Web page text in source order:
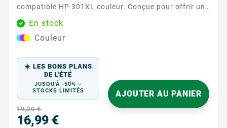
compatible HP 301XL couleur. Conçue pour offrir une
qualité d'impression exceptionnelle, cette cartouche
est idéale pour tous vos besoins d'impression, qu'il
s'agisse de documents professionnels ou de photos
Cyan, Magenta, Jaune ...
En stock
Couleur
☀️ LES BONS PLANS
DE L'ÉTÉ
JUSQU'À -50% –
STOCKS LIMITÉS
19,20 €
16,99 €
AJOUTER AU PANIER